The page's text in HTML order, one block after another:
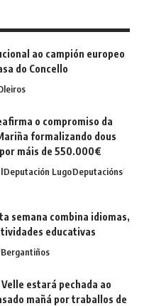
ao campión europeo
do Concello
o compromiso da
formalizando dous
máis de 550.000€
Deputación LugoDeputacións
semana combina idiomas,
educativas
Bergantiños
estará pechada ao
mañá por traballos de